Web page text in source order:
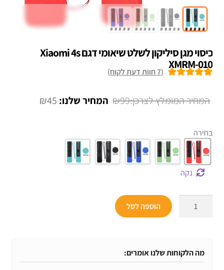
כיסוי מגן סיליקון לשלט שיאומי דגם Xiaomi 4s
XMRM-010
(
7חוות דעת לקוח)
₪99
המחיר
₪99.
₪45 המחיר
בחירה
נקה
סיליקון
הוספה לסל
מה הלקוחות שלנו אומרים: